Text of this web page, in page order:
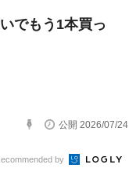
でもう1本買っ
公開 2026/07/24
by